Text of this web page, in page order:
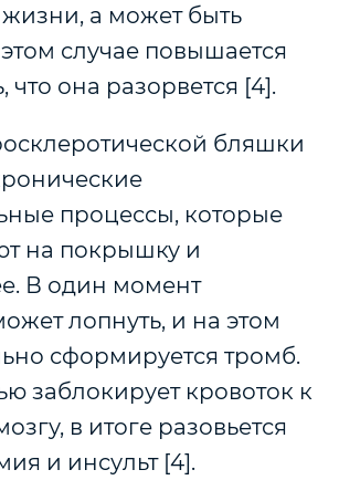
а может быть
случае повышается
что она разорвется [4].
бляшки
процессы, которые
на покрышку и
В один момент
лопнуть, и на этом
сформируется тромб.
заблокирует кровоток к
в итоге разовьется
и инсульт [4].